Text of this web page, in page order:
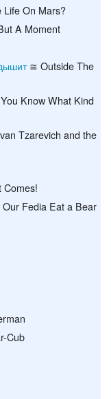
On Mars?
A Moment
≅ Outside The
Know What Kind
Tzarevich and the
Fedia Eat a Bear
Cub